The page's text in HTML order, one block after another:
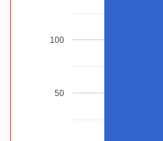
50
100